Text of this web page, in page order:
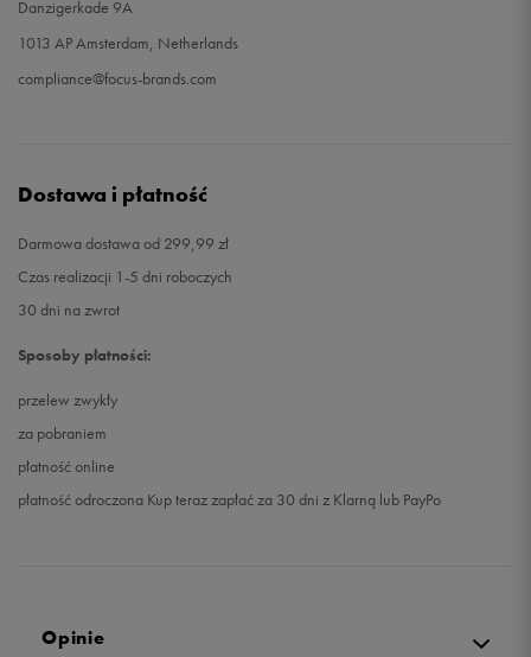
Danzigerkade 9A
1013 AP Amsterdam, Netherlands
compliance@focus-brands.com
Dostawa i płatność
Darmowa dostawa od 299,99 zł
Czas realizacji 1-5 dni roboczych
30 dni na zwrot
Sposoby płatności:
przelew zwykły
za pobraniem
płatność online
płatność odroczona Kup teraz zapłać za 30 dni z Klarną lub PayPo
Opinie